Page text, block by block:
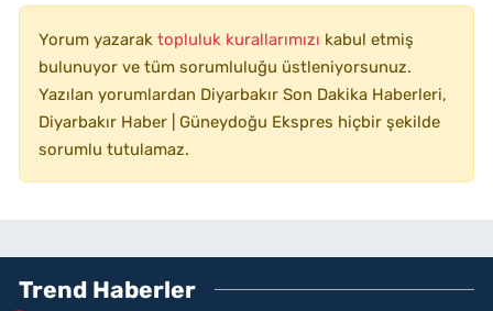
Yorum yazarak topluluk kurallarımızı kabul etmiş
bulunuyor ve tüm sorumluluğu üstleniyorsunuz.
Yazılan yorumlardan Diyarbakır Son Dakika Haberleri,
Diyarbakır Haber | Güneydoğu Ekspres hiçbir şekilde
sorumlu tutulamaz.
Trend Haberler